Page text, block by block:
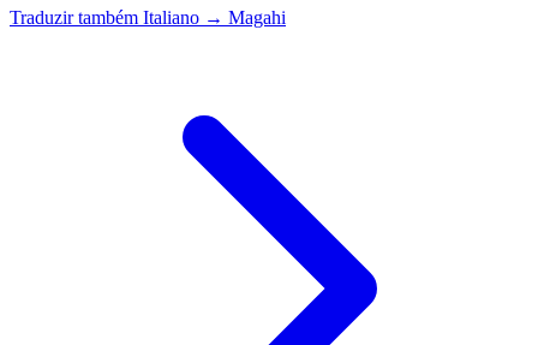
Traduzir também Italiano → Magahi